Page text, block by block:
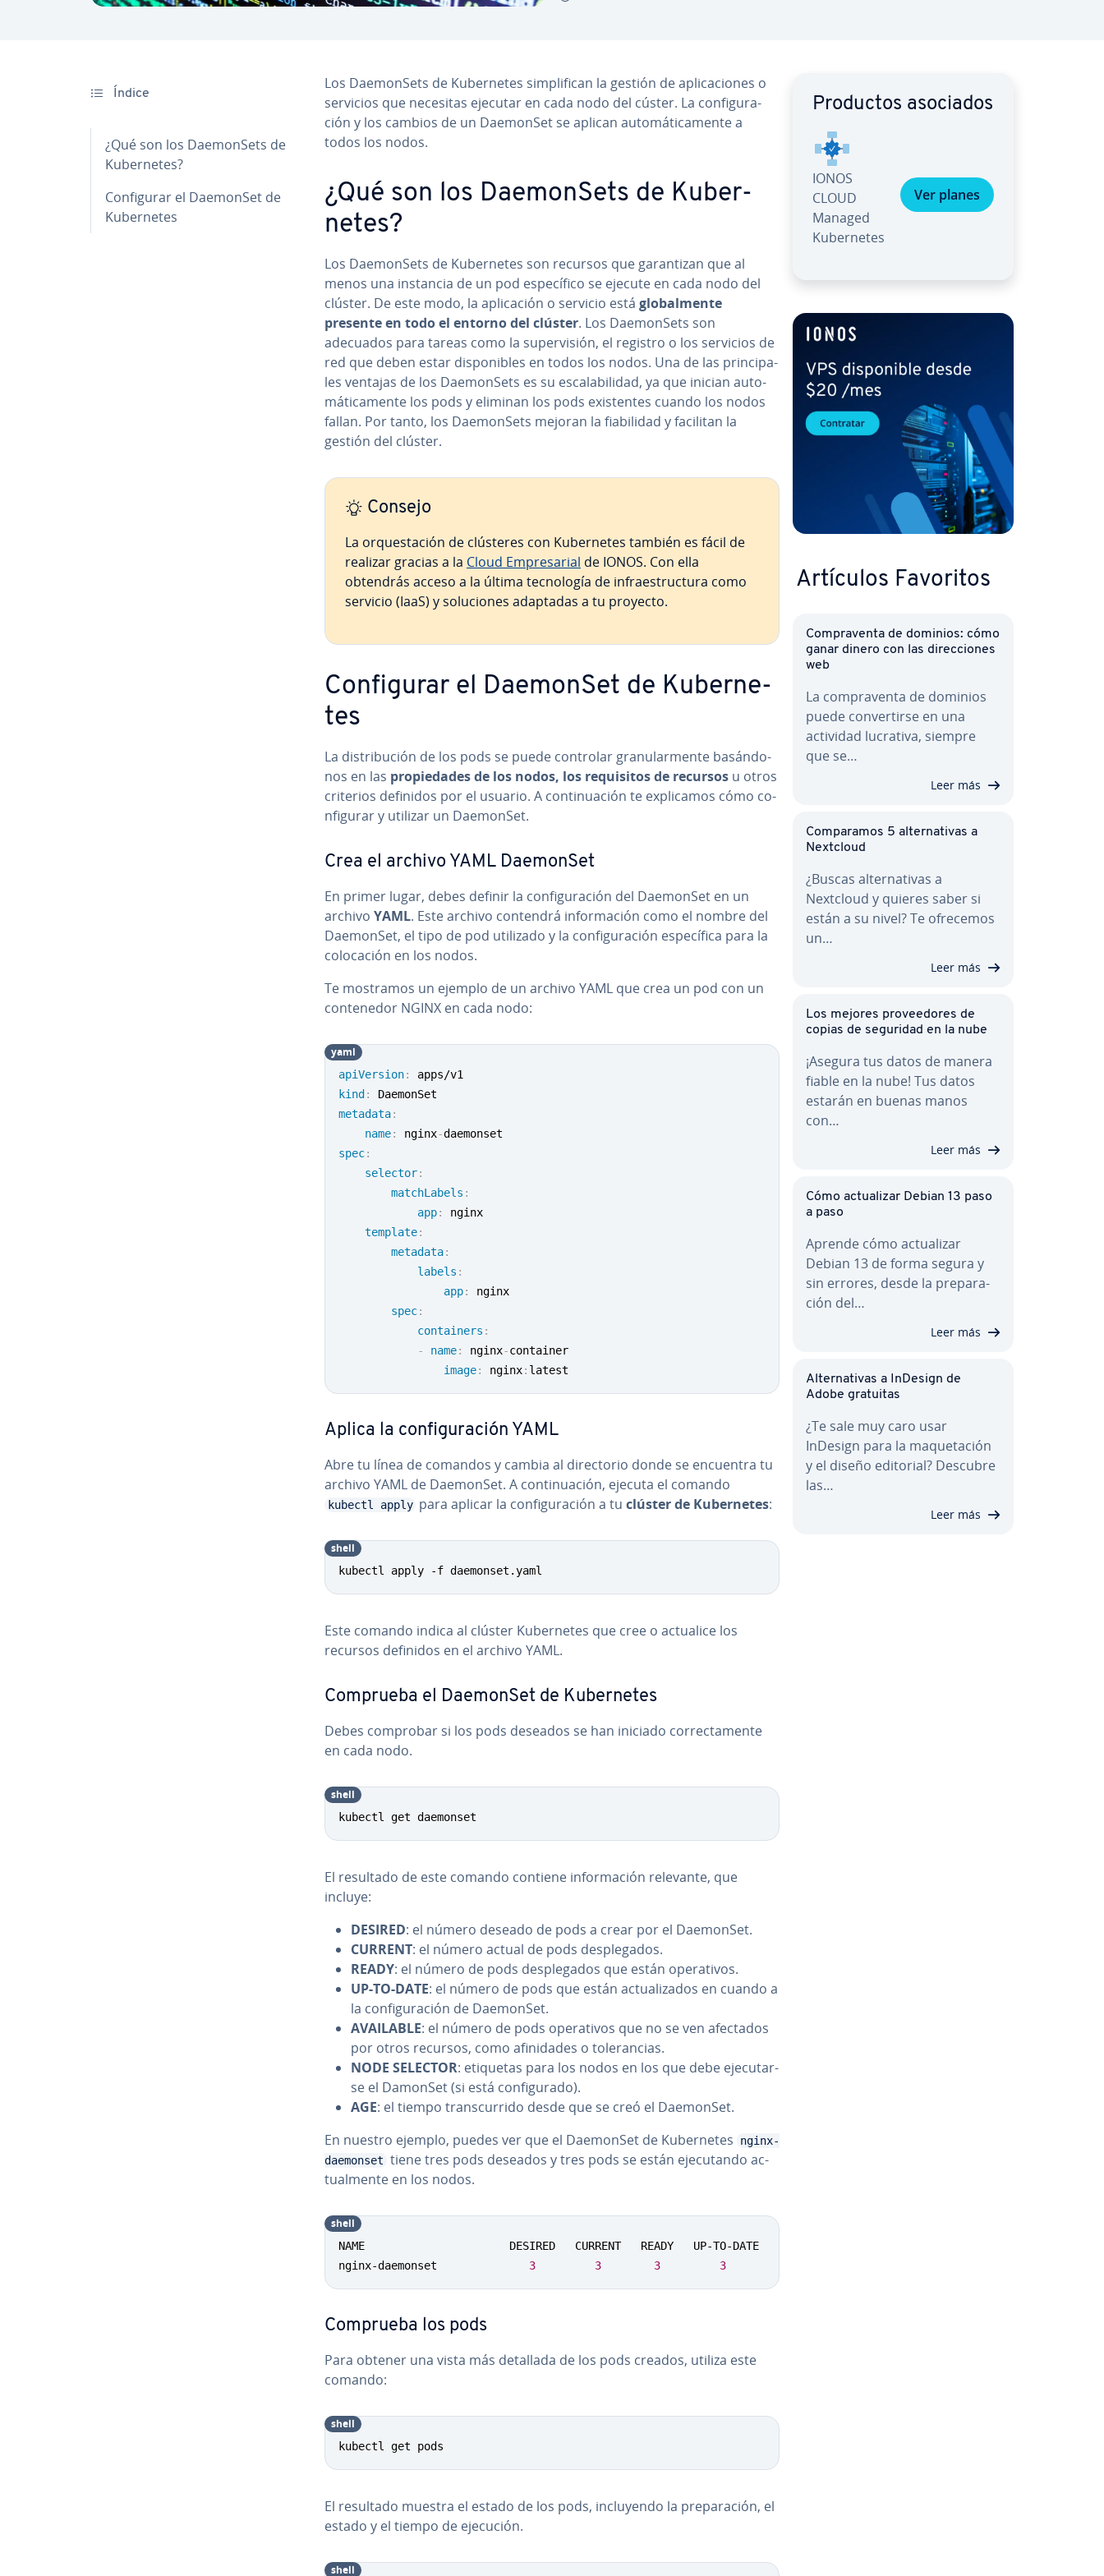
Índice
¿Qué son los Dae­mo­n­Sets de
Ku­be­r­ne­tes?
Co­n­fi­gu­rar el DaemonSet de
Ku­be­r­ne­tes
Los Dae­mo­n­Sets de Ku­be­r­ne­tes si­m­pli­fi­can la gestión de apli­ca­cio­nes o
servicios que necesitas ejecutar en cada nodo del cúster. La co­n­fi­gu­ra­
ción y los cambios de un DaemonSet se aplican au­to­má­ti­ca­me­n­te a
todos los nodos.
¿Qué son los Dae­mo­n­Sets de Ku­be­r­
ne­tes?
Los Dae­mo­n­Sets de Ku­be­r­ne­tes son recursos que ga­ra­n­ti­zan que al
menos una instancia de un pod es­pe­cí­fi­co se ejecute en cada nodo del
clúster. De este modo, la apli­ca­ción o servicio está glo­ba­l­me­n­te
presente en todo el entorno del clúster. Los Dae­mo­n­Sets son
adecuados para tareas como la su­pe­r­vi­sión, el registro o los servicios de
red que deben estar di­s­po­ni­bles en todos los nodos. Una de las pri­n­ci­pa­
les ventajas de los Dae­mo­n­Sets es su es­ca­la­bi­li­dad, ya que inician au­to­
má­ti­ca­me­n­te los pods y eliminan los pods exi­s­te­n­tes cuando los nodos
fallan. Por tanto, los Dae­mo­n­Sets mejoran la fia­bi­li­dad y facilitan la
gestión del clúster.
Consejo
La or­que­s­ta­ción de clústeres con Ku­be­r­ne­tes también es fácil de
realizar gracias a la Cloud Em­pre­sa­rial de IONOS. Con ella
obtendrás acceso a la última te­c­no­lo­gía de in­frae­s­tru­c­tu­ra como
servicio (IaaS) y so­lu­cio­nes adaptadas a tu proyecto.
Co­n­fi­gu­rar el DaemonSet de Ku­be­r­ne­
tes
La di­s­tri­bu­ción de los pods se puede controlar gra­nu­la­r­me­n­te ba­sá­n­do­
nos en las pro­pie­da­des de los nodos, los re­qui­si­tos de recursos u otros
criterios definidos por el usuario. A co­n­ti­nua­ción te ex­pli­ca­mos cómo co­
n­fi­gu­rar y utilizar un DaemonSet.
Crea el archivo YAML DaemonSet
En primer lugar, debes definir la co­n­fi­gu­ra­ción del DaemonSet en un
archivo YAML. Este archivo contendrá in­fo­r­ma­ción como el nombre del
DaemonSet, el tipo de pod utilizado y la co­n­fi­gu­ra­ción es­pe­cí­fi­ca para la
co­lo­ca­ción en los nodos.
Te mostramos un ejemplo de un archivo YAML que crea un pod con un
co­n­te­ne­dor NGINX en cada nodo:
apiVersion:
kind :
metadata:
name: nginx-
spec:
selector:
matchLabels :
app:
nginx
template:
metadata:
labels :
app:
nginx
spec:
containers :
-
name: nginx-container
image: nginx: latest
yaml
Aplica la co­n­fi­gu­ra­ción YAML
Abre tu línea de comandos y cambia al di­re­c­to­rio donde se encuentra tu
archivo YAML de DaemonSet. A co­n­ti­nua­ción, ejecuta el comando
kubectl apply para aplicar la co­n­fi­gu­ra­ción a tu clúster de Ku­be­r­ne­tes:
kubectl apply -f daemonset.yaml
shell
Este comando indica al clúster Ku­be­r­ne­tes que cree o actualice los
recursos definidos en el archivo YAML.
Comprueba el DaemonSet de Ku­be­r­ne­tes
Debes comprobar si los pods deseados se han iniciado co­rre­c­ta­me­n­te
en cada nodo.
kubectl get daemonset
shell
El resultado de este comando contiene in­fo­r­ma­ción relevante, que
incluye:
DESIRED: el número deseado de pods a crear por el DaemonSet.
CURRENT: el número actual de pods de­s­ple­ga­dos.
READY: el número de pods de­s­ple­ga­dos que están ope­ra­ti­vos.
UP-TO-DATE: el número de pods que están ac­tua­li­za­dos en cuando a
la co­n­fi­gu­ra­ción de DaemonSet.
AVAILABLE: el número de pods ope­ra­ti­vos que no se ven afectados
por otros recursos, como afi­ni­da­des o to­le­ra­n­cias.
NODE SELECTOR: etiquetas para los nodos en los que debe eje­cu­tar­
se el DamonSet (si está co­n­fi­gu­ra­do).
AGE: el tiempo tra­n­s­cu­rri­do desde que se creó el DaemonSet.
En nuestro ejemplo, puedes ver que el DaemonSet de Ku­be­r­ne­tes
nginx-
daemonset tiene tres pods deseados y tres pods se están eje­cu­ta­n­do ac­
tua­l­me­n­te en los nodos.
NAME                      DESIRED   CURRENT   READY   UP-TO-DATE   AVAILABLE   NODE SELECTOR   AGE
nginx-daemonset 3 3 3 3
shell
Comprueba los pods
Para obtener una vista más detallada de los pods creados, utiliza este
comando:
kubectl get pods
shell
El resultado muestra el estado de los pods, in­clu­ye­n­do la pre­pa­ra­ción, el
estado y el tiempo de ejecución.
shell
Productos asociados
IONOS
CLOUD
Managed
Ku­be­r­ne­tes
Ver planes
Artículos Favoritos
Co­m­pra­ve­n­ta de dominios: cómo
ganar dinero con las di­re­c­cio­nes
web
La co­m­pra­ve­n­ta de dominios
puede co­n­ve­r­ti­r­se en una
actividad lucrativa, siempre
que se…
Leer más
Co­m­pa­ra­mos 5 al­te­r­na­ti­vas a
Nextcloud
¿Buscas al­te­r­na­ti­vas a
Nextcloud y quieres saber si
están a su nivel? Te ofrecemos
un…
Leer más
Los mejores pro­vee­do­res de
copias de seguridad en la nube
¡Asegura tus datos de manera
fiable en la nube! Tus datos
estarán en buenas manos
con…
Leer más
Cómo ac­tua­li­zar Debian 13 paso
a paso
Aprende cómo ac­tua­li­zar
Debian 13 de forma segura y
sin errores, desde la pre­pa­ra­
ción del…
Leer más
Al­te­r­na­ti­vas a InDesign de
Adobe gratuitas
¿Te sale muy caro usar
InDesign para la ma­que­ta­ción
y el diseño editorial? Descubre
las…
Leer más